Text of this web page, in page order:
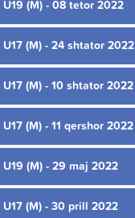
(M) - 08 tetor 2022
(M) - 24 shtator 2022
(M) - 10 shtator 2022
(M) - 11 qershor 2022
(M) - 29 maj 2022
(M) - 30 prill 2022